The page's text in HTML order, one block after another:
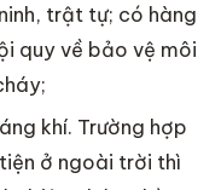
trật tự; có hàng
quy về bảo vệ môi
khí. Trường hợp
ở ngoài trời thì